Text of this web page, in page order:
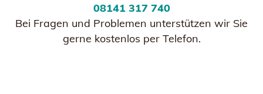
08141 317 740
Bei Fragen und Problemen unterstützen wir Sie
gerne kostenlos per Telefon.